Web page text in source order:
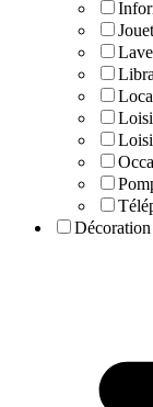
Décoration